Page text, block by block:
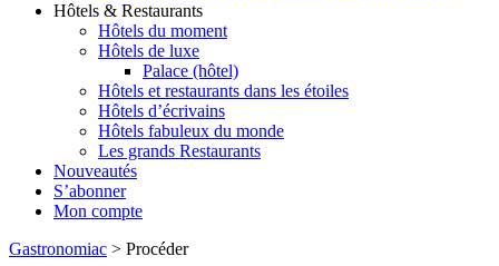
Hôtels & Restaurants
Hôtels du moment
Hôtels de luxe
Palace (hôtel)
Hôtels et restaurants dans les étoiles
Hôtels d’écrivains
Hôtels fabuleux du monde
Les grands Restaurants
Nouveautés
S’abonner
Mon compte
Gastronomiac > Procéder